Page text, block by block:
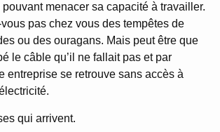
menacer sa capacité à travailler.
vous pas chez vous des tempêtes de
ou des ouragans. Mais peut être que
le câble qu’il ne fallait pas et par
entreprise se retrouve sans accès à
qui arrivent.